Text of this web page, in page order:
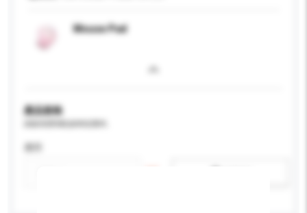
Mouse Pad
產品規格